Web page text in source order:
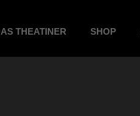
THEATINER SHOP